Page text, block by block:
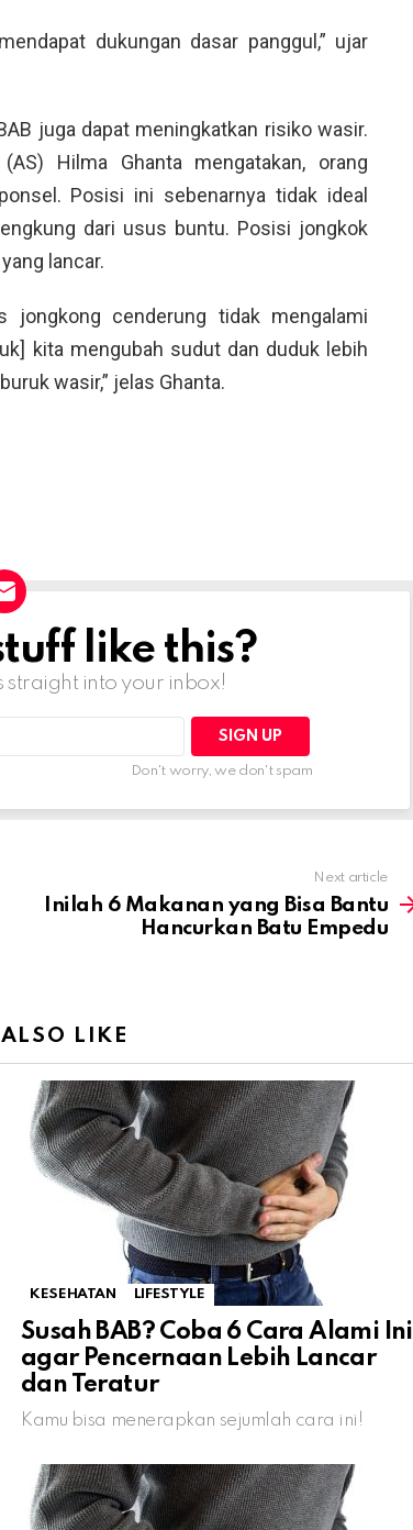
dukungan dasar panggul,” ujar
juga dapat meningkatkan risiko wasir.
Hilma Ghanta mengatakan, orang
Posisi ini sebenarnya tidak ideal
dari usus buntu. Posisi jongkok
lancar.
jongkong cenderung tidak mengalami
kita mengubah sudut dan duduk lebih
wasir,” jelas Ghanta.
like this?
straight into your inbox!
Don't worry, we don't spam
Next article
Inilah 6 Makanan yang Bisa Bantu
Hancurkan Batu Empedu
LIKE
KESEHATAN LIFESTYLE
Susah BAB? Coba 6 Cara Alami Ini
agar Pencernaan Lebih Lancar
dan Teratur
Kamu bisa menerapkan sejumlah cara ini!